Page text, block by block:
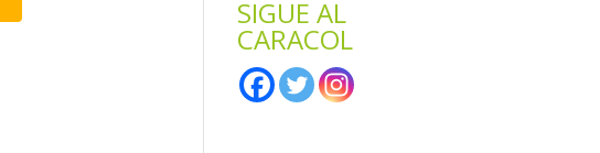
SIGUE AL
CARACOL